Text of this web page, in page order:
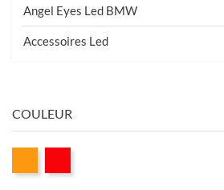
Angel Eyes Led BMW
Accessoires Led
COULEUR